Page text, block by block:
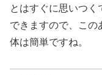
とはすぐに思いつく
できますので、この
体は簡単ですね。